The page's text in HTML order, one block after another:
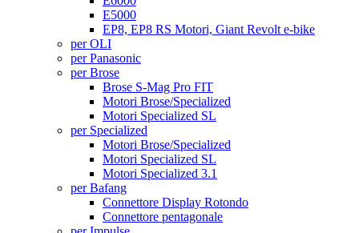
E5000
EP8, EP8 RS Motori, Giant Revolt e-bike
per OLI
per Panasonic
per Brose
Brose S-Mag Pro FIT
Motori Brose/Specialized
Motori Specialized SL
per Specialized
Motori Brose/Specialized
Motori Specialized SL
Motori Specialized 3.1
per Bafang
Connettore Display Rotondo
Connettore pentagonale